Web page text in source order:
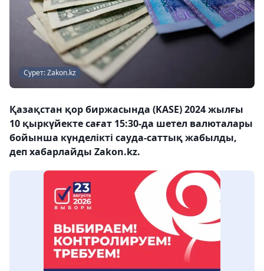
Сурет: Zakon.kz
Қазақстан қор биржасында (KASE) 2024 жылғы
10 қыркүйекте сағат 15:30-да шетел валюталары
бойынша күнделікті сауда-саттық жабылды,
деп хабарлайды Zakon.kz.